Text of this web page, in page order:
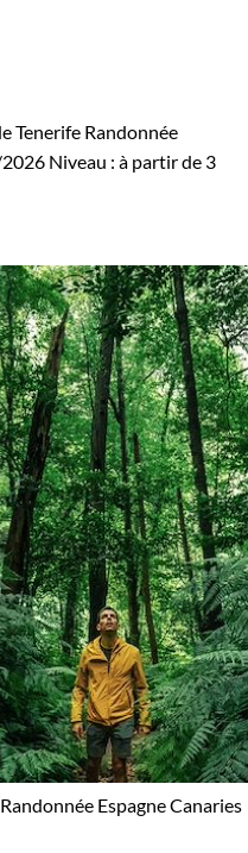
Tenerife Randonnée
Niveau : à partir de 3